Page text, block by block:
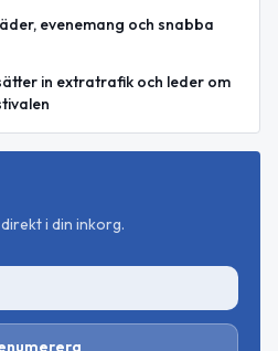
evenemang och snabba
in extratrafik och leder om
i din inkorg.